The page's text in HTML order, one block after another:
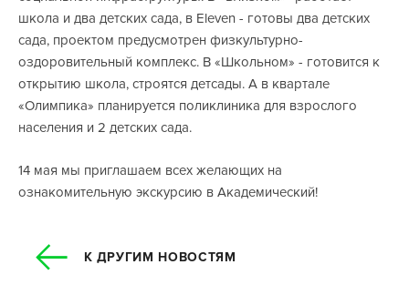
школа и два детских сада, в Eleven - готовы два детских
сада, проектом предусмотрен физкультурно-
оздоровительный комплекс. В «Школьном» - готовится к
открытию школа, строятся детсады. А в квартале
«Олимпика» планируется поликлиника для взрослого
населения и 2 детских сада.
14 мая мы приглашаем всех желающих на
ознакомительную экскурсию в Академический!
К ДРУГИМ НОВОСТЯМ